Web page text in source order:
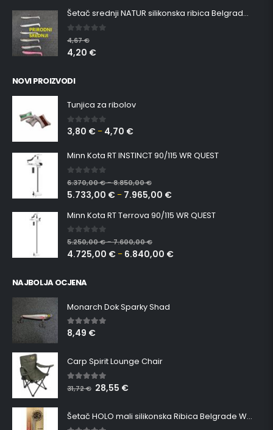
Šetač srednji NATUR silikonska ribica Belgrade Walker
0 out of 5
4,67€
4,20 €
NOVI PROIZVODI
Tunjica za ribolov
0 out of 5
3,80 € – 4,70 €
Minn Kota RT INSTINCT 90/115 WR QUEST
0 out of 5
6.370,00€–8.850,00€
5.733,00 € – 7.965,00 €
Minn Kota RT Terrova 90/115 WR QUEST
0 out of 5
5.250,00€–7.600,00€
4.725,00 € – 6.840,00 €
NAJBOLJA OCJENA
Monarch Dok Sparky Shad
5.00 out of 5
8,49 €
Carp Spirit Lounge Chair
5.00 out of 5
31,72€ 28,55 €
Šetač HOLO mali silikonska Ribica Belgrade Walker